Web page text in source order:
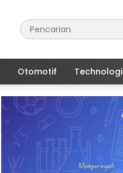
Otomotif Technologi